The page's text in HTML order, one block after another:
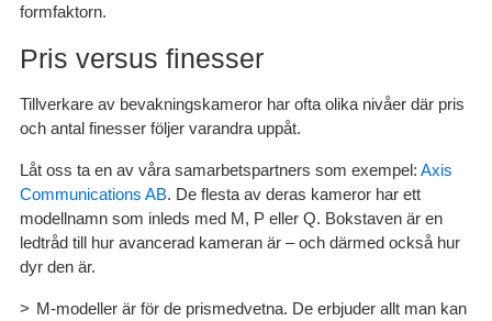
formfaktorn.
Pris versus finesser
Tillverkare av bevakningskameror har ofta olika nivåer där pris
och antal finesser följer varandra uppåt.
Låt oss ta en av våra samarbetspartners som exempel: Axis
Communications AB. De flesta av deras kameror har ett
modellnamn som inleds med M, P eller Q. Bokstaven är en
ledtråd till hur avancerad kameran är – och därmed också hur
dyr den är.
M-modellerär för de prismedvetna. De erbjuder allt man kan